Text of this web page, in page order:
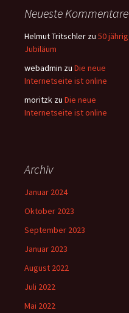
Neueste Kommentare
Helmut Tritschler zu 50
Jubiläum
webadmin zu Die neue
Internetseite ist online
moritzk zu Die neue
Internetseite ist online
Archiv
Januar 2024
Oktober 2023
September 2023
Januar 2023
August 2022
Juli 2022
Mai 2022